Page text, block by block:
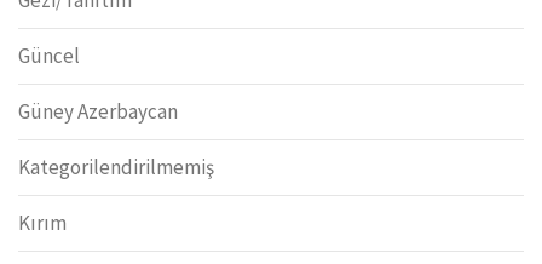
Güncel
Güney Azerbaycan
Kategorilendirilmemiş
Kırım